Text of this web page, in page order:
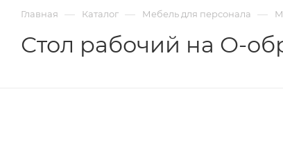
Главная — Каталог — Мебель для персонала —
Стол рабочий на О-